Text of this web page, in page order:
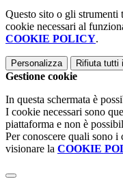
Questo sito o gli
cookie necessari al
COOKIE POLICY.
Personalizza Rifiuta tutti
Gestione cookie
In questa schermata è
I cookie necessari sono
piattaforma e non è
Per conoscere quali sono i
visionare la COOKIE